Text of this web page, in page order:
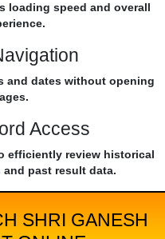
loading speed and overall
and dates without opening
Access
efficiently review historical
past result data.
SHRI GANESH